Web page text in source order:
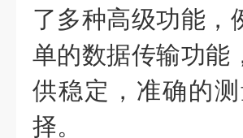
了多种高级功能，
单的数据传输功能
供稳定，准确的
择。